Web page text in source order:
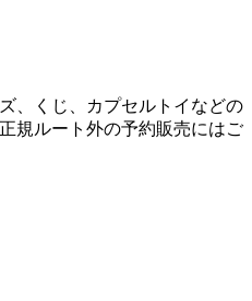
、くじ、カプセルトイなどの
規ルート外の予約販売にはご